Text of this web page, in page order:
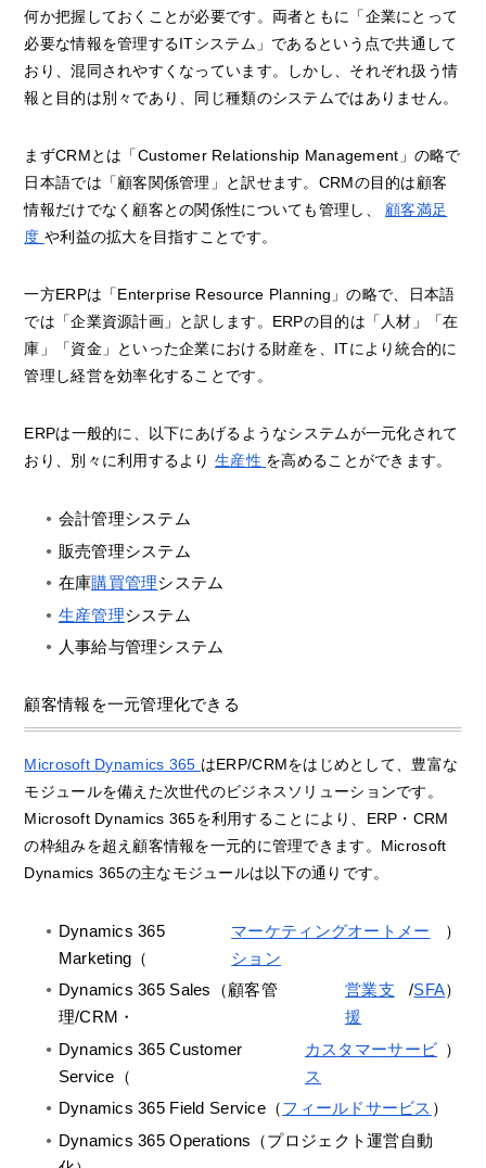
何か把握しておくことが必要です。両者ともに「企業にとって
必要な情報を管理するITシステム」であるという点で共通して
おり、混同されやすくなっています。しかし、それぞれ扱う情
報と目的は別々であり、同じ種類のシステムではありません。
まずCRMとは「Customer Relationship Management」の略で
日本語では「顧客関係管理」と訳せます。CRMの目的は顧客
情報だけでなく顧客との関係性についても管理し、 顧客満足
度 や利益の拡大を目指すことです。
一方ERPは「Enterprise Resource Planning」の略で、日本語
では「企業資源計画」と訳します。ERPの目的は「人材」「在
庫」「資金」といった企業における財産を、ITにより統合的に
管理し経営を効率化することです。
ERPは一般的に、以下にあげるようなシステムが一元化されて
おり、別々に利用するより生産性 を高めることができます。
会計管理システム
販売管理システム
在庫購買管理システム
生産管理システム
人事給与管理システム
顧客情報を一元管理化できる
Microsoft Dynamics 365 はERP/CRMをはじめとして、豊富な
モジュールを備えた次世代のビジネスソリューションです。
Microsoft Dynamics 365を利用することにより、ERP・CRM
の枠組みを超え顧客情報を一元的に管理できます。Microsoft
Dynamics 365の主なモジュールは以下の通りです。
Dynamics 365
Marketing（
マーケティングオートメー
ション
）
Dynamics 365 Sales（顧客管
理/CRM・
営業支
援
/SFA）
Dynamics 365 Customer
Service（
カスタマーサービ
ス
）
Dynamics 365 Field Service（フィールドサービス ）
Dynamics 365 Operations（プロジェクト運営自動